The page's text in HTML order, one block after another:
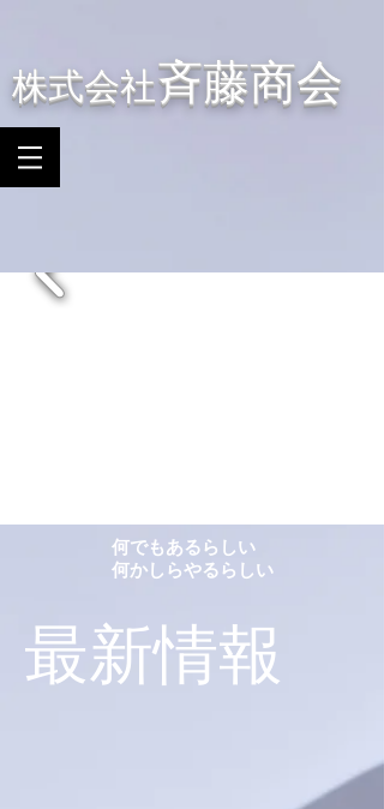
株式会社斉藤商会
何でもあるらしい
何かしらやるらしい
​最新情報